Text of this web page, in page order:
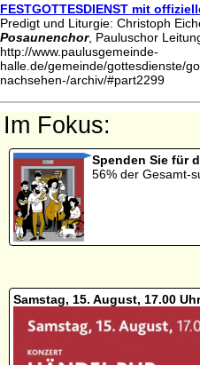
FESTGOTTESDIENST mit
Predigt und Liturgie: Christoph
Posaunenchor, Pauluschor
http://www.paulusgemeinde-
halle.de/gemeinde/gottesdienste/
nachsehen-/archiv/#part2299
Im Fokus:
Spenden Sie für
56% der Gesamt-
Samstag, 15. August, 17.00